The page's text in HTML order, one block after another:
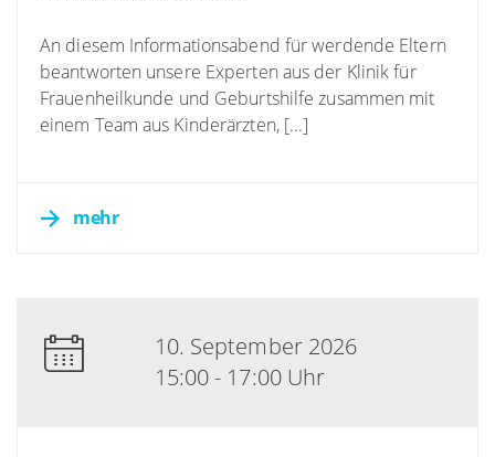
An diesem Informationsabend für werdende Eltern
beantworten unsere Experten aus der Klinik für
Frauenheilkunde und Geburtshilfe zusammen mit
einem Team aus Kinderärzten, [...]
mehr
10. September 2026
15:00 - 17:00 Uhr